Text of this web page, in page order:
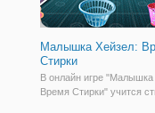
Малышка Хейзел:
Стирки
В онлайн игре "Малышка
Время Стирки" учится